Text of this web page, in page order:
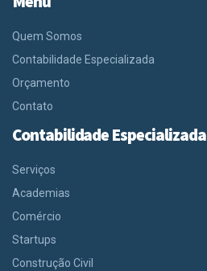
Quem Somos
Contabilidade Especializada
Orçamento
Contato
Contabilidade Especializada
Serviços
Academias
Comércio
Startups
Construção Civil